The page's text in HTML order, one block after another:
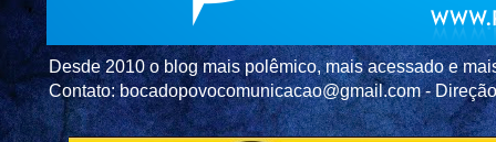
Desde 2010 o blog mais polêmico, mais acessado e
Contato: bocadopovocomunicacao@gmail.com -